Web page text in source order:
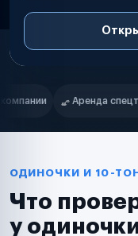
НамРемонт спецтехники
Маркетплейсы
Таксопарки
Автодилеры
Поставщики запчастей
ОДИНОЧКИ И 10-
Что
у